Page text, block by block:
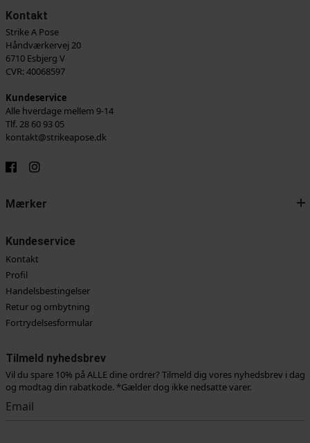
Kontakt
Strike A Pose
Håndværkervej 20
6710 Esbjerg V
CVR: 40068597
Kundeservice
Alle hverdage mellem 9-14
Tlf. 28 60 93 05
kontakt@strikeapose.dk
Mærker
Kundeservice
Kontakt
Profil
Handelsbestingelser
Retur og ombytning
Fortrydelsesformular
Tilmeld nyhedsbrev
Vil du spare 10% på ALLE dine ordrer? Tilmeld dig vores nyhedsbrev i dag
og modtag din rabatkode. *Gælder dog ikke nedsatte varer.